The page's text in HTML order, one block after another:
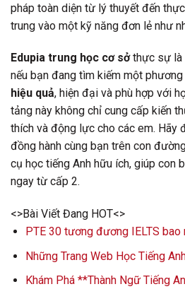
pháp toàn diện từ lý thuyết đến
trung vào một kỹ năng đơn lẻ như
Edupia trung học cơ sởthực sự là
nếu bạn đang tìm kiếm một phương
hiệu quả, hiện đại và phù hợp với
tảng này không chỉ cung cấp kiến
thích và động lực cho các em. Hãy
đồng hành cùng bạn trên con
cụ học tiếng Anh hữu ích, giúp con
ngay từ cấp 2.
<>Bài Viết Đang HOT<>
PTE 30 tương đương IELTS
Những Trang Web Học Tiếng
Khám Phá **Thành Ngữ Tiếng